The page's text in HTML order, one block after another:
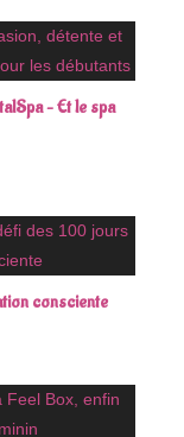
– Et le spa
consciente